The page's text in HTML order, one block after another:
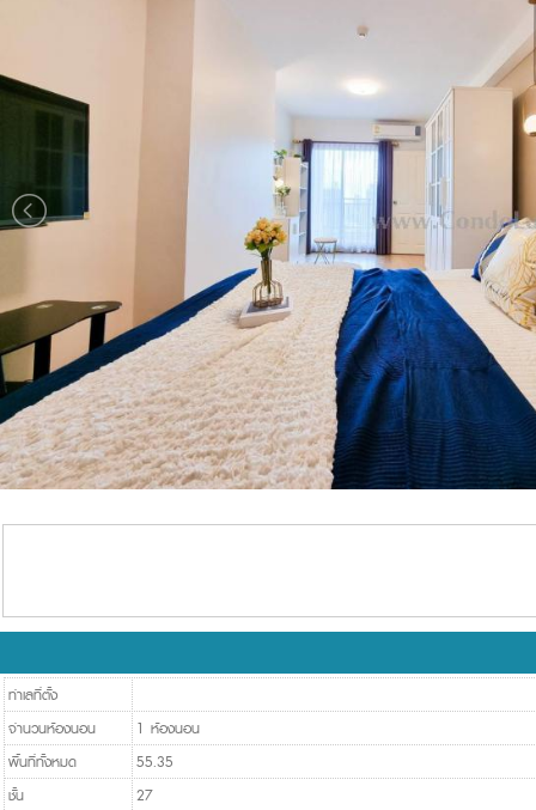
ทำเลที่ตั้ง
จำนวนห้องนอน
1 ห้องนอน
พื้นที่ทั้งหมด
55.35
ชั้น
27